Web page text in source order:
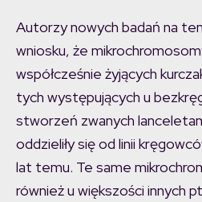
Autorzy nowych badań na
wniosku, że
współcześnie żyjących
tych występujących u
stworzeń zwanych
oddzieliły się od linii
lat temu. Te same
również u większości innych